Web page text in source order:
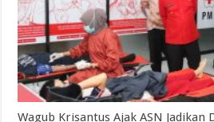
Wagub Krisantus Ajak ASN Jadikan